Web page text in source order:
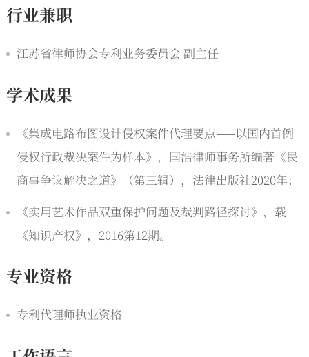
行业兼职
江苏省律师协会专利业务委员会 副主任
学术成果
《集成电路布图设计侵权案件代理要点——以国内首例
侵权行政裁决案件为样本》，国浩律师事务所编著《民
商事争议解决之道》（第三辑），法律出版社2020年；
《实用艺术作品双重保护问题及裁判路径探讨》，载
《知识产权》，2016第12期。
专业资格
专利代理师执业资格